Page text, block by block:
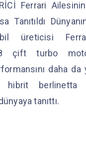
Ferrari
Tanıtıldı
üreticisi
çift turbo
daha da
hibrit berlinetta
tanıttı.